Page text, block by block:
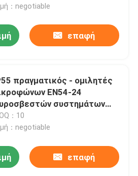
：negotiable
επαφή
πραγματικός - ομιλητές
EN54-24
συστημάτων
χρονικής
φωνής
：10
：negotiable
επαφή